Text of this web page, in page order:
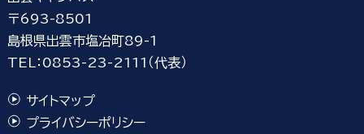
〒693-8501
島根県出雲市塩冶町89-1
TEL：0853-23-2111（代表）
サイトマップ
プライバシーポリシー